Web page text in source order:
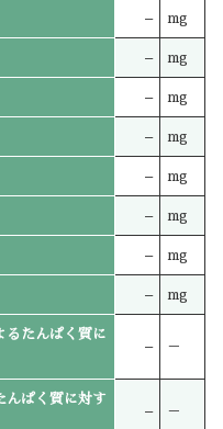
– mg
– mg
– mg
– mg
– mg
– mg
– mg
– mg
るたんぱく質に
– －
んぱく質に対す
– －